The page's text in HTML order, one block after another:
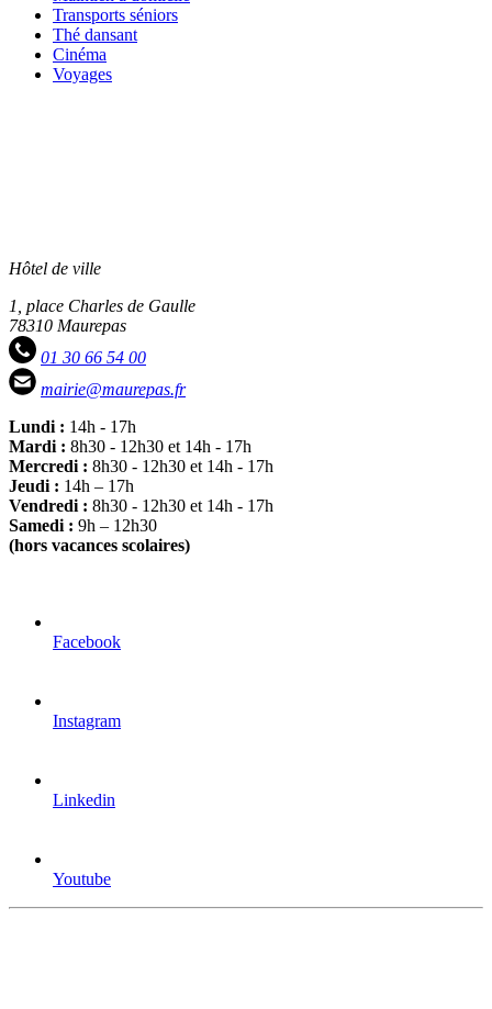
le
lien
prévention
à
domicile
Transports
séniors
Transports séniors
Thé
dansant
Thé dansant
Cinéma
Cinéma
Voyages
Voyages
Hôtel de ville
1, place Charles de Gaulle
78310 Maurepas
01 30 66 54 00
mairie@maurepas.fr
Lundi : 14h - 17h
Mardi : 8h30 - 12h30 et 14h - 17h
Mercredi : 8h30 - 12h30 et 14h - 17h
Jeudi : 14h – 17h
Vendredi : 8h30 - 12h30 et 14h - 17h
Samedi : 9h – 12h30
(hors vacances scolaires)
Facebook
Instagram
Linkedin
Youtube